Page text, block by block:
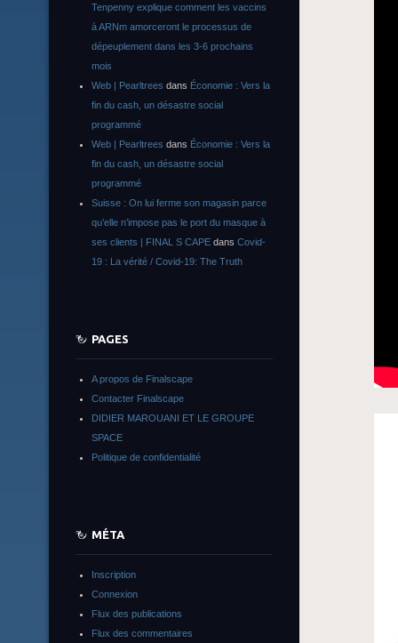
Tenpenny explique comment les vaccins
à ARNm amorceront le processus de
dépeuplement dans les 3-6 prochains
mois
Web | Pearltrees dans Économie : Vers la
fin du cash, un désastre social
programmé
Web | Pearltrees dans Économie : Vers la
fin du cash, un désastre social
programmé
Suisse : On lui ferme son magasin parce
qu’elle n’impose pas le port du masque à
ses clients | FINAL S CAPE dans Covid-
19 : La vérité / Covid-19: The Truth
PAGES
A propos de Finalscape
Contacter Finalscape
DIDIER MAROUANI ET LE GROUPE
SPACE
Politique de confidentialité
MÉTA
Inscription
Connexion
Flux des publications
Flux des commentaires